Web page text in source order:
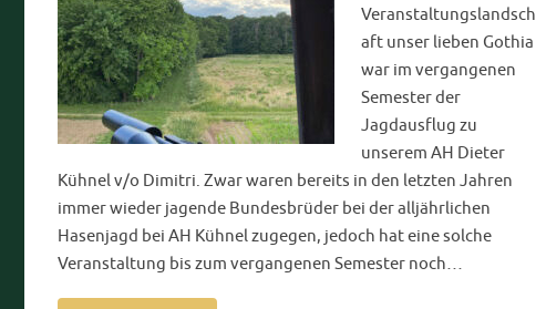
Veranstaltungslandsch
aft unser lieben Gothia
war im vergangenen
Semester der
Jagdausflug zu
unserem AH Dieter
Kühnel v/o Dimitri. Zwar waren bereits in den letzten Jahren
immer wieder jagende Bundesbrüder bei der alljährlichen
Hasenjagd bei AH Kühnel zugegen, jedoch hat eine solche
Veranstaltung bis zum vergangenen Semester noch…